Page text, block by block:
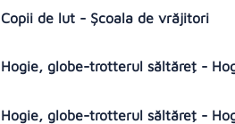
Copii de lut - Școala de vrăjitori
Hogie, globe-trotterul săltăreţ -
Hogie, globe-trotterul săltăreţ -